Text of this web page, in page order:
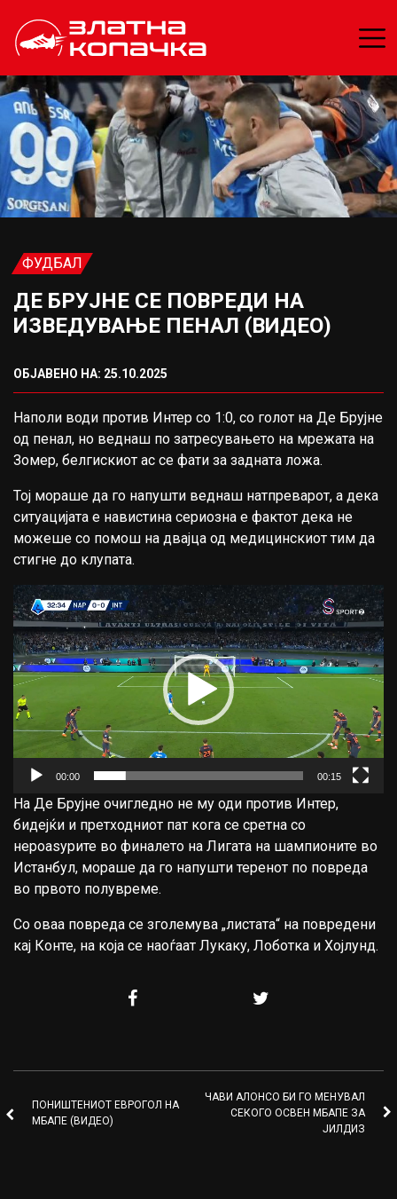
ФУДБАЛ
ДЕ БРУЈНЕ СЕ ПОВРЕДИ НА
ИЗВЕДУВАЊЕ ПЕНАЛ (ВИДЕО)
ОБЈАВЕНО НА: 25.10.2025
Наполи води против Интер со 1:0, со голот на Де Брујне
од пенал, но веднаш по затресувањето на мрежата на
Зомер, белгискиот ас се фати за задната ложа.
Тој мораше да го напушти веднаш натпреварот, а дека
ситуацијата е навистина сериозна е фактот дека не
можеше со помош на двајца од медицинскиот тим да
стигне до клупата.
Video
Player
00:00 00:15
На Де Брујне очигледно не му оди против Интер,
бидејќи и претходниот пат кога се сретна со
нероаѕурите во финалето на Лигата на шампионите во
Истанбул, мораше да го напушти теренот по повреда
во првото полувреме.
Со оваа повреда се зголемува „листата“ на повредени
кај Конте, на која се наоѓаат Лукаку, Лоботка и Хојлунд.
ПОНИШТЕНИОТ ЕВРОГОЛ НА
МБАПЕ (ВИДЕО)
ЧАВИ АЛОНСО БИ ГО МЕНУВАЛ
СЕКОГО ОСВЕН МБАПЕ ЗА
ЈИЛДИЗ